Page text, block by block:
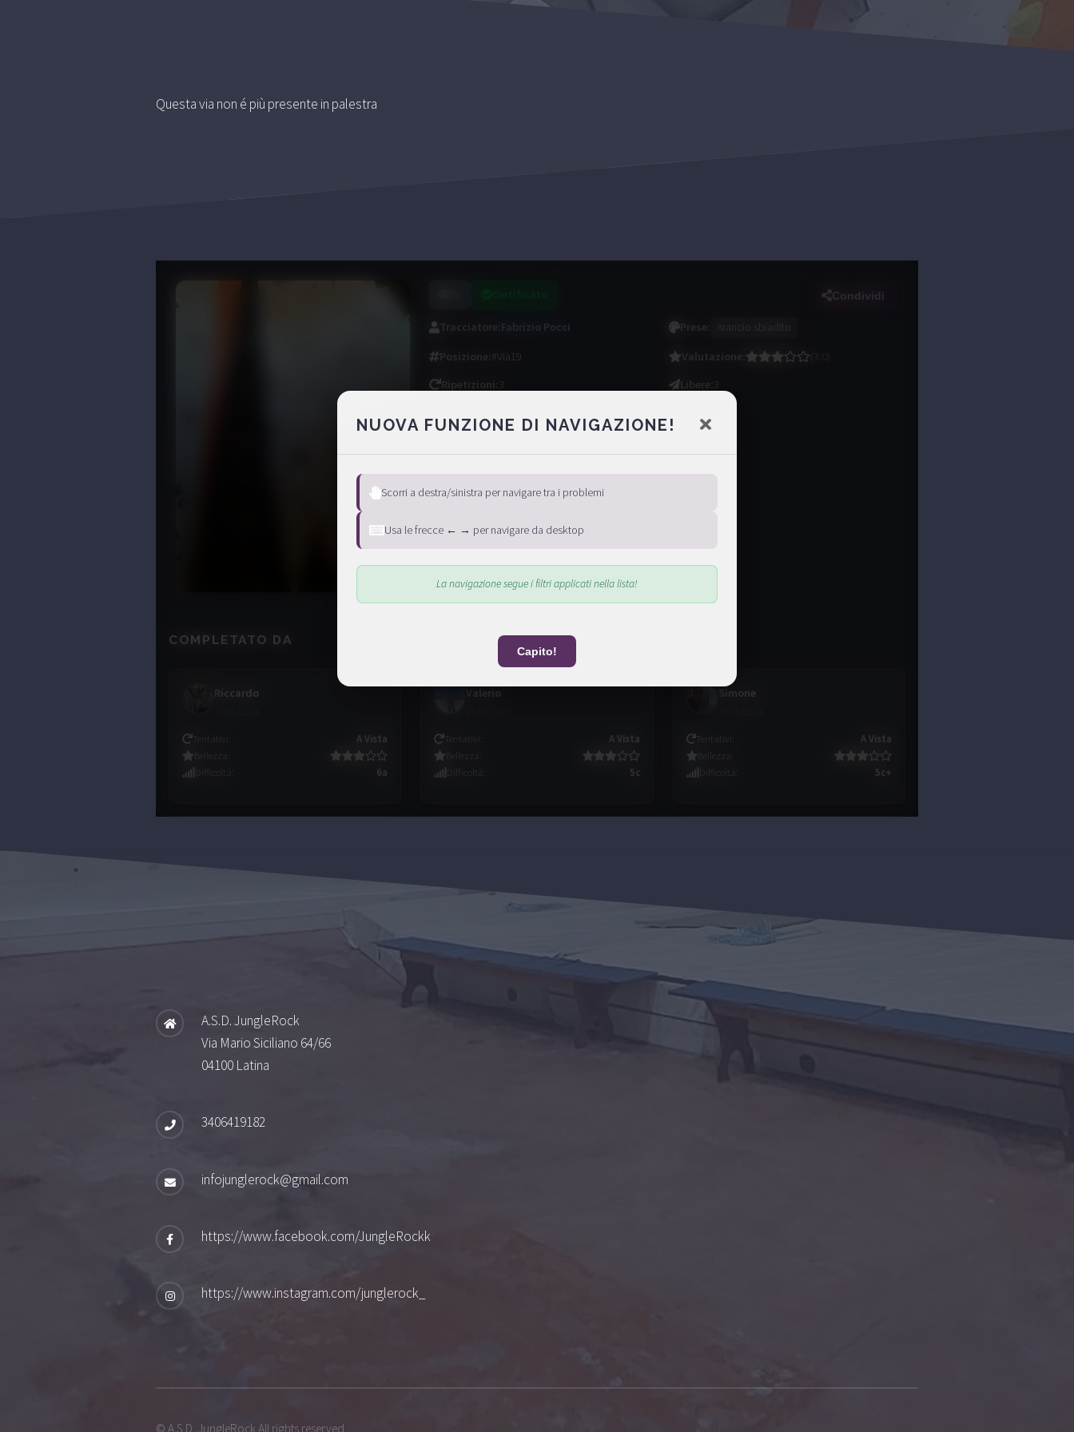
Questa via non é più presente in palestra
NUOVA FUNZIONE DI NAVIGAZIONE!
Scorri a destra/sinistra per navigare tra i problemi
Usa le frecce ← → per navigare da desktop
La navigazione segue i filtri applicati nella lista!
Capito!
Condividi
Tracciatore Fabrizio Pocci Prese Arancio sbiadito
Posizione #Via19 Valutazione
Ripetizioni 3 Libere 3
COMPLETATO DA
Riccardo
Tentativi :
A Vista
Bellezza :
Difficoltà : 6a
Valerio
Tentativi :
A Vista
Bellezza :
Difficoltà : 5c
Simone
Tentativi :
A Vista
Bellezza :
Difficoltà : 5c+
A.S.D. JungleRock
Via Mario Siciliano 64/66
04100 Latina
3406419182
infojunglerock@gmail.com
https://www.facebook.com/JungleRockk
https://www.instagram.com/junglerock_
© A.S.D. JungleRock All rights reserved.